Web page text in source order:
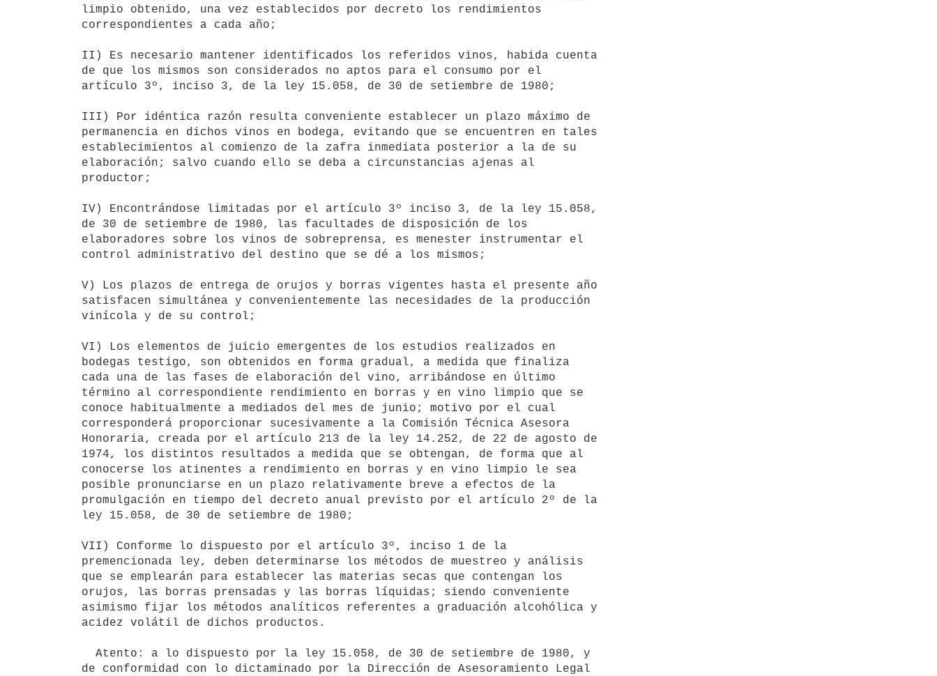
limpio obtenido, una vez establecidos por decreto los rendimientos
correspondientes a cada año;
II) Es necesario mantener identificados los referidos vinos, habida cuenta
de que los mismos son considerados no aptos para el consumo por el
artículo 3º, inciso 3, de la ley 15.058, de 30 de setiembre de 1980;
III) Por idéntica razón resulta conveniente establecer un plazo máximo de
permanencia en dichos vinos en bodega, evitando que se encuentren en tales
establecimientos al comienzo de la zafra inmediata posterior a la de su
elaboración; salvo cuando ello se deba a circunstancias ajenas al
productor;
IV) Encontrándose limitadas por el artículo 3º inciso 3, de la ley 15.058,
de 30 de setiembre de 1980, las facultades de disposición de los
elaboradores sobre los vinos de sobreprensa, es menester instrumentar el
control administrativo del destino que se dé a los mismos;
V) Los plazos de entrega de orujos y borras vigentes hasta el presente año
satisfacen simultánea y convenientemente las necesidades de la producción
vinícola y de su control;
VI) Los elementos de juicio emergentes de los estudios realizados en
bodegas testigo, son obtenidos en forma gradual, a medida que finaliza
cada una de las fases de elaboración del vino, arribándose en último
término al correspondiente rendimiento en borras y en vino limpio que se
conoce habitualmente a mediados del mes de junio; motivo por el cual
corresponderá proporcionar sucesivamente a la Comisión Técnica Asesora
Honoraria, creada por el artículo 213 de la ley 14.252, de 22 de agosto de
1974, los distintos resultados a medida que se obtengan, de forma que al
conocerse los atinentes a rendimiento en borras y en vino limpio le sea
posible pronunciarse en un plazo relativamente breve a efectos de la
promulgación en tiempo del decreto anual previsto por el artículo 2º de la
ley 15.058, de 30 de setiembre de 1980;
VII) Conforme lo dispuesto por el artículo 3º, inciso 1 de la
premencionada ley, deben determinarse los métodos de muestreo y análisis
que se emplearán para establecer las materias secas que contengan los
orujos, las borras prensadas y las borras líquidas; siendo conveniente
asimismo fijar los métodos analíticos referentes a graduación alcohólica y
acidez volátil de dichos productos.
de conformidad con lo dictaminado por la Dirección de Asesoramiento Legal